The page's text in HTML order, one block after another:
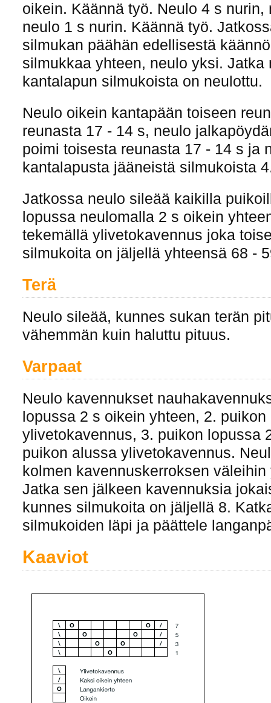
oikein. Käännä työ. Neulo 4 s
neulo 1 s nurin. Käännä työ.
silmukan päähän edellisestä
silmukkaa yhteen, neulo yksi.
kantalapun silmukoista on neulottu.
Neulo oikein kantapään toiseen
reunasta 17 - 14 s, neulo
poimi toisesta reunasta 17 - 14 s ja
kantalapusta jääneistä silmukoista
Jatkossa neulo sileää kaikilla
lopussa neulomalla 2 s oikein
tekemällä ylivetokavennus joka
silmukoita on jäljellä yhteensä 68 -
Terä
Neulo sileää, kunnes sukan terän
vähemmän kuin haluttu pituus.
Varpaat
Neulo kavennukset
lopussa 2 s oikein yhteen, 2. puikon
ylivetokavennus, 3. puikon lopussa
puikon alussa ylivetokavennus.
kolmen kavennuskerroksen
Jatka sen jälkeen kavennuksia
kunnes silmukoita on jäljellä 8.
silmukoiden läpi ja päättele
Kaaviot